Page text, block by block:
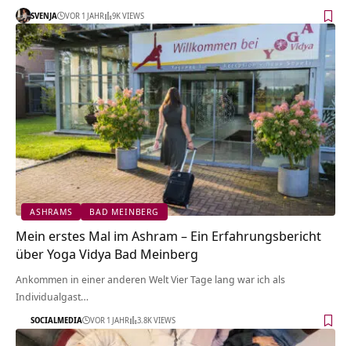
SVENJA VOR 1 JAHR 9K VIEWS
ASHRAMS BAD MEINBERG
Mein erstes Mal im Ashram – Ein Erfahrungsbericht
über Yoga Vidya Bad Meinberg
Ankommen in einer anderen Welt Vier Tage lang war ich als
Individualgast…
SOCIALMEDIA VOR 1 JAHR 3.8K VIEWS